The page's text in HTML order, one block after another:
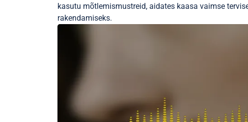
kasutu mõtlemismustreid, aidates kaasa vaimse
rakendamiseks.